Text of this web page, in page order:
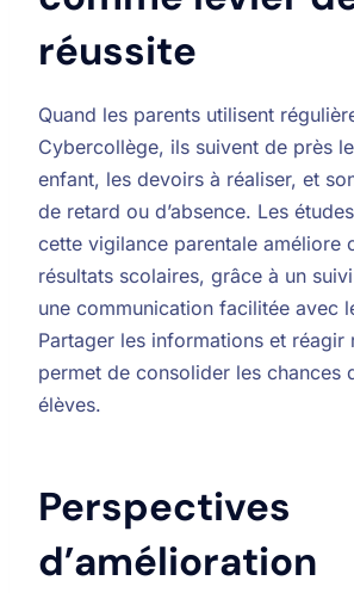
réussite
Quand les parents utilisent
Cybercollège, ils suivent de près
enfant, les devoirs à réaliser, et
de retard ou d’absence. Les
cette vigilance parentale améliore
résultats scolaires, grâce à un
une communication facilitée avec
Partager les informations et réagir
permet de consolider les chances
élèves.
Perspectives
d’amélioration